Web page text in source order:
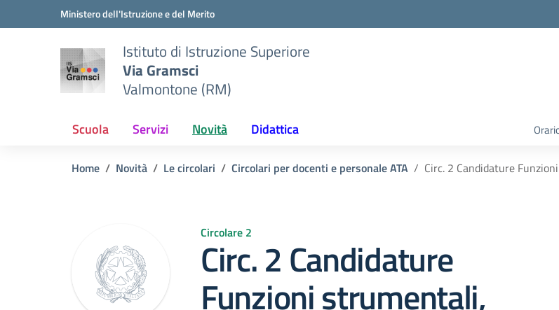
Vai ai contenuti
Vai al menu di navigazioneMinistero dell'Istruzione e del Merito
Istituto di Istruzione Superiore
Via Gramsci
Valmontone (RM)
Scuola Servizi Novità Didattica
Home Novità Le circolari Circolari per docenti e personale ATA Circ. 2 Candidature
Circolare 2
Circ. 2 Candidature
Funzioni strumentali,